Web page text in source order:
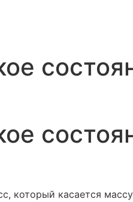
который касается